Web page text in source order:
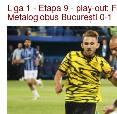
Liga 1 - Etapa 9 - play-out:
Metaloglobus București 0-1